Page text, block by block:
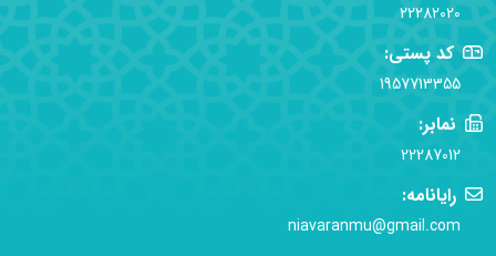
22282020
کد پستی:
1957713355
نمابر:
22287012
رایانامه:
niavaranmu@gmail.com